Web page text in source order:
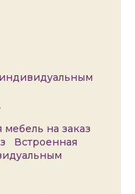
мебель на заказ
Встроенная